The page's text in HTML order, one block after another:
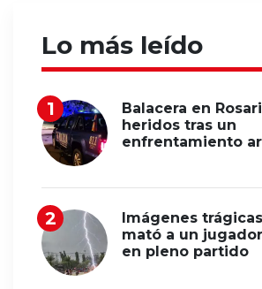
Lo más leído
Balacera en
heridos tras un
enfrentamiento
Imágenes
mató a un
en pleno partido